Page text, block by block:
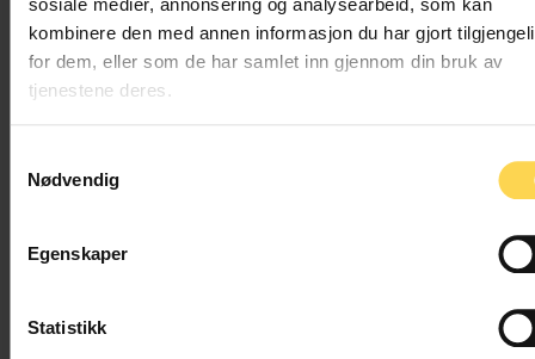
sosiale medier, annonsering og analysearbeid, som kan
kombinere den med annen informasjon du har gjort
for dem, eller som de har samlet inn gjennom din bruk av
tjenestene deres.
Nødvendig
Egenskaper
Statistikk
Få gratis prøvetilgang
Ta kontakt om du vil ha gratis prøvetilgang til